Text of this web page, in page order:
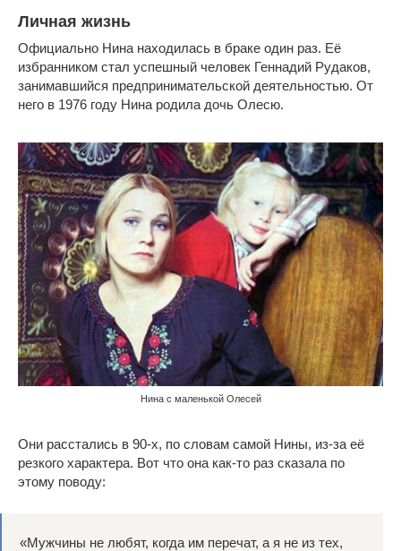
Личная жизнь
Официально Нина находилась в браке один раз. Её
избранником стал успешный человек Геннадий Рудаков,
занимавшийся предпринимательской деятельностью. От
него в 1976 году Нина родила дочь Олесю.
Нина с маленькой Олесей
Они расстались в 90-х, по словам самой Нины, из-за её
резкого характера. Вот что она как-то раз сказала по
этому поводу:
«Мужчины не любят, когда им перечат, а я не из тех,